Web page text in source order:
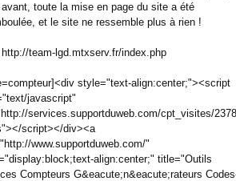
toute la mise en page du site a été
et le site ne ressemble plus à rien !
http://team-lgd.mtxserv.fr/index.php
style="text-align:center;"><script
javascript"
services.supportduweb.com/cpt_visites/
script></div><a
www.supportduweb.com/"
align:center;" title="Outils
Compteurs G&eacute;n&eacute;rateurs